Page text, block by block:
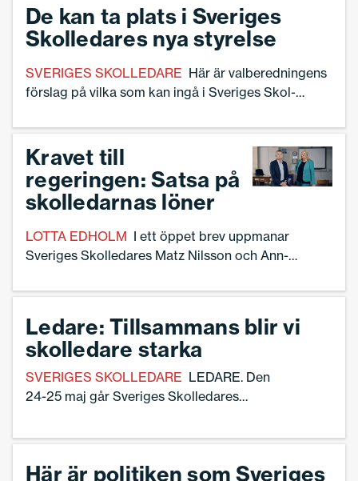
De kan ta plats i Sveriges
Skolledares nya styrelse
SVERIGES SKOLLEDARE Här är valberedningens
förslag på vilka som kan ingå i Sveriges Skol­
kongress 24-25 maj.
Kravet till
regeringen: Satsa på
skolledarnas löner
LOTTA EDHOLM I ett öppet brev uppmanar
Sveriges Skolledares Matz Nilsson och Ann-
skolledarlönelyft. ”Skolledares ansvar har aldrig
brevet.
Ledare: Tillsammans blir vi
skolledare starka
SVERIGES SKOLLEDARE LEDARE. Den
24-25 maj går Sveriges Skolledares
som vi blir starka och kan få saker att
Rydman, ordförande i Sveriges
Här är politiken som Sveriges